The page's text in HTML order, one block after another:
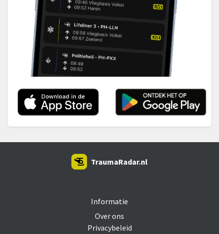
Informatie
Over ons
Privacybeleid
TraumaRadar.nl